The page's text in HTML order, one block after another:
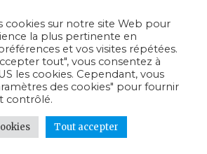
7 février
cookies sur notre site Web pour
la plus pertinente en
et vos visites répétées.
tout", vous consentez à
les cookies. Cependant, vous
des cookies" pour fournir
contrôlé.
Tout accepter